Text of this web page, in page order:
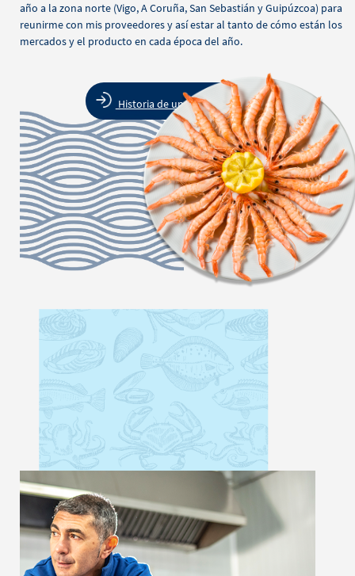
año a la zona norte (Vigo, A Coruña, San Sebastián y Guipúzcoa) para
reunirme con mis proveedores y así estar al tanto de cómo están los
mercados y el producto en cada época del año.
Historia de una tradición familiar